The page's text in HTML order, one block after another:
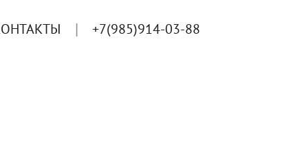
+7(985)914-03-88